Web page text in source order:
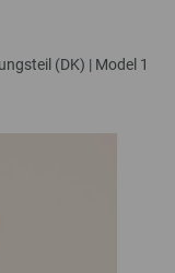
(DK) | Model 1